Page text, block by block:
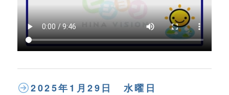
2025年1月29日 水曜日